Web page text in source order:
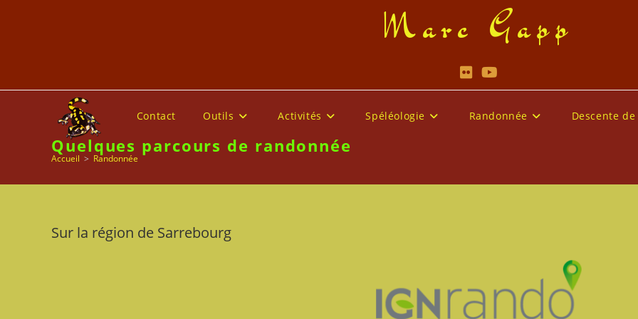
Marc Gapp
Contact Outils Activités Spéléologie Randonnée Descente
Quelques parcours de randonnée
Accueil > Randonnée
Sur la région de Sarrebourg